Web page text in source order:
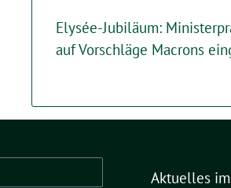
Elysée-Jubiläum:
auf Vorschläge Macrons
Aktuelles